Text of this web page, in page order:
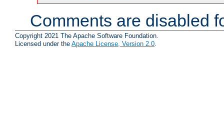
Comments are disabled
Copyright 2021 The Apache Software Foundation.
Licensed under the Apache License, Version 2.0.